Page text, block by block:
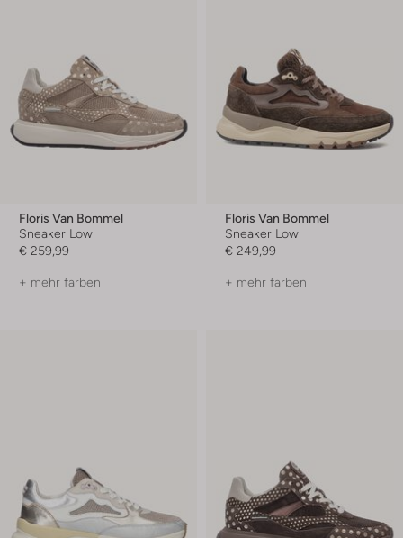
Floris Van Bommel
Sneaker Low
€ 259,99
+ mehr farben
Floris Van Bommel
Sneaker Low
€ 249,99
+ mehr farben